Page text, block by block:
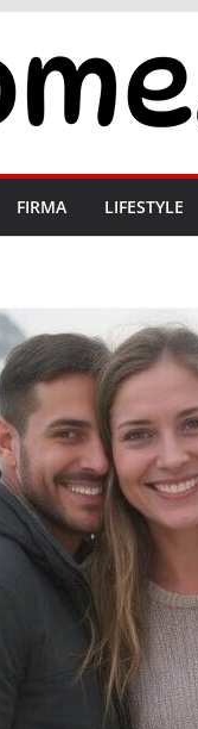
FIRMA LIFESTYLE